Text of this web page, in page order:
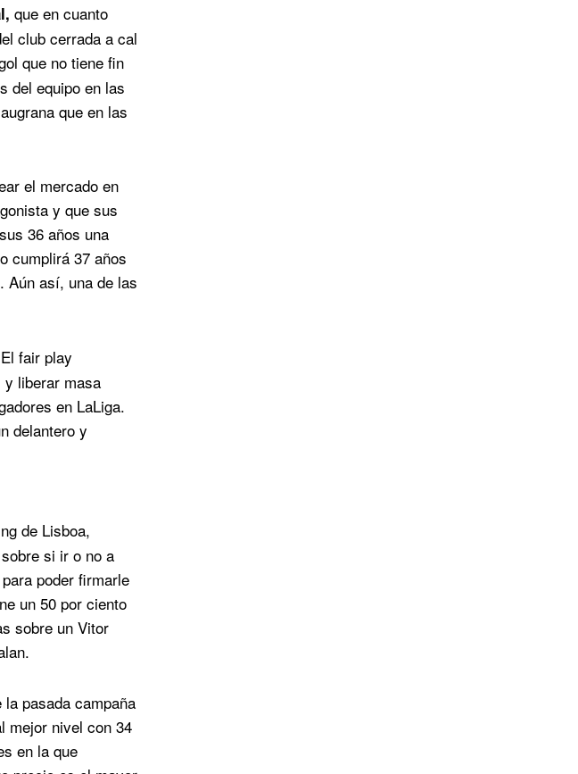
que en cuanto
club cerrada a cal
que no tiene fin
del equipo en las
que en las
el mercado en
y que sus
36 años una
cumplirá 37 años
Aún así, una de las
fair play
y liberar masa
en LaLiga.
delantero y
de Lisboa,
si ir o no a
poder firmarle
un 50 por ciento
sobre un Vitor
pasada campaña
mejor nivel con 34
en la que